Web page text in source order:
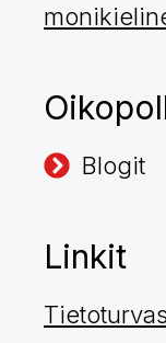
Blogit
Linkit